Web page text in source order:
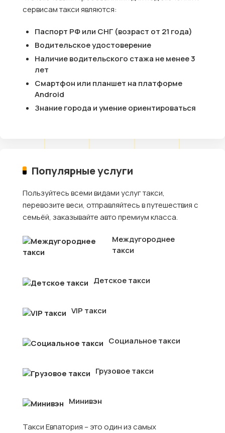
сервисам такси являются:
Паспорт РФ или СНГ (возраст от 21 года)
Водительское удостоверение
Наличие водительского стажа не менее 3
лет
Смартфон или планшет на платформе
Android
Знание города и умение ориентироваться
Популярные услуги
Пользуйтесь всеми видами услуг такси,
перевозите веси, отправляйтесь в путешествия с
семьёй, заказывайте авто премиум класса.
Междугороднее
такси
Детское такси
VIP такси
Социальное такси
Грузовое такси
Минивэн
Такси Евпатория – это один из самых